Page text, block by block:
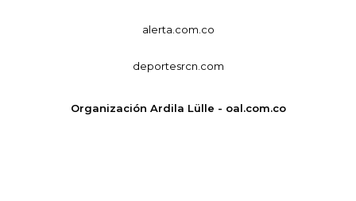
alerta.com.co
deportesrcn.com
Organización Ardila Lülle - oal.com.co